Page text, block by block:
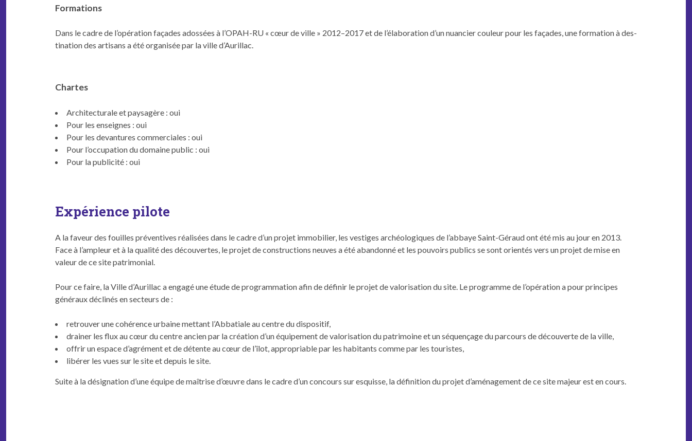
Formations
Dans le cadre de l’opéra­tion façades adossées à l’OPAH-RU « cœur de ville » 2012–2017 et de l’élab­o­ra­tion d’un nuanci­er couleur pour les façades, une for­ma­tion à des­
ti­na­tion des arti­sans a été organ­isée par la ville d’Aurillac.
Chartes
Archi­tec­turale et paysagère : oui
Pour les enseignes : oui
Pour les devan­tures com­mer­ciales : oui
Pour l’oc­cu­pa­tion du domaine pub­lic : oui
Pour la pub­lic­ité : oui
Expérience pilote
A la faveur des fouilles préven­tives réal­isées dans le cadre d’un pro­jet immo­bili­er, les ves­tiges archéologiques de l’ab­baye Saint-Géraud ont été mis au jour en 2013.
Face à l’am­pleur et à la qual­ité des décou­vertes, le pro­jet de con­struc­tions neuves a été aban­don­né et les pou­voirs publics se sont ori­en­tés vers un pro­jet de mise en
valeur de ce site patrimonial.
Pour ce faire, la Ville d’Au­ril­lac a engagé une étude de pro­gram­ma­tion afin de définir le pro­jet de val­ori­sa­tion du site. Le pro­gramme de l’opéra­tion a pour principes
généraux déclinés en secteurs de :
retrou­ver une cohérence urbaine met­tant l’Ab­ba­tiale au cen­tre du dispositif,
drain­er les flux au cœur du cen­tre ancien par la créa­tion d’un équipement de val­ori­sa­tion du pat­ri­moine et un séquençage du par­cours de décou­verte de la ville,
offrir un espace d’a­gré­ment et de détente au cœur de l’îlot, appro­pri­able par les habi­tants comme par les touristes,
libér­er les vues sur le site et depuis le site.
Suite à la désig­na­tion d’une équipe de maîtrise d’œu­vre dans le cadre d’un con­cours sur esquisse, la déf­i­ni­tion du pro­jet d’amé­nage­ment de ce site majeur est en cours.